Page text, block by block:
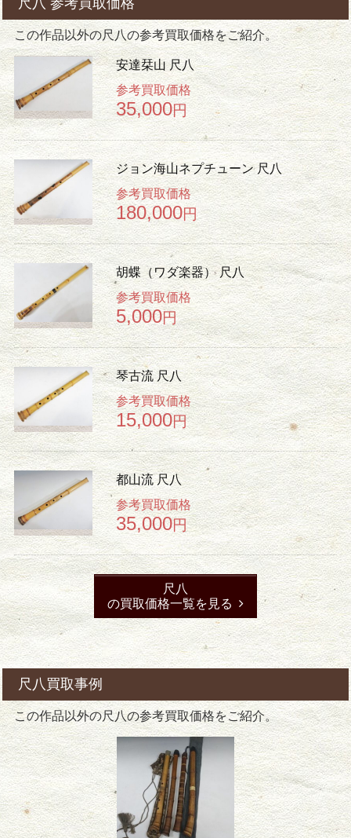
この作品以外の尺八の参考買取価格をご紹介。
安達栞山 尺八
参考買取価格
35,000円
ジョン海山ネプチューン 尺八
参考買取価格
180,000円
胡蝶（ワダ楽器） 尺八
参考買取価格
5,000円
琴古流 尺八
参考買取価格
15,000円
都山流 尺八
参考買取価格
35,000円
尺八
の買取価格一覧を見る
尺八買取事例
この作品以外の尺八の参考買取価格をご紹介。